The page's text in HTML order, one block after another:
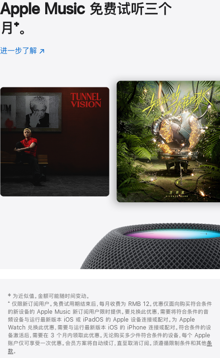
Apple Music 免费试听三个
月 脚
注
⁺。
进一步了解 Apple
(在
口
中
打
开)
页
页
脚
注
‡ 为近似值。金额可能随时间变动。
⁺ 仅限新订阅用户。免费试用期结束后，每月收费为 RMB 12。优惠仅面向购买符合条件
的新设备的 Apple Music 新订阅用户限时提供。要兑换此优惠，需要将符合条件的音
频设备与运行最新版本 iOS 或 iPadOS 的 Apple 设备连接或配对。为 Apple
Watch 兑换此优惠，需要与运行最新版本 iOS 的 iPhone 连接或配对。符合条件的设
备激活后，需要在 3 个月内领取此优惠。无论购买多少件符合条件的设备，每个 Apple
账户仅可享受一次优惠。会员方案将自动续订，直至取消订阅。须遵循限制条件和其他条
款。